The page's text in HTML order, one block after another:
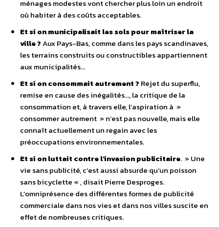
ménages modestes vont chercher plus loin un endroit
où habiter à des coûts acceptables.
Et si on municipalisait les sols pour maîtriser la
ville ?Aux Pays-Bas, comme dans les pays scandinaves,
les terrains construits ou constructibles appartiennent
aux municipalités…
Et si on consommait autrement ? Rejet du superflu,
remise en cause des inégalités…, la critique de la
consommation et, à travers elle, l’aspiration à »
consommer autrement » n’est pas nouvelle, mais elle
connaît actuellement un regain avec les
préoccupations environnementales.
Et si on luttait contre l’invasion publicitaire. » Une
vie sans publicité, c’est aussi absurde qu’un poisson
sans bicyclette « , disait Pierre Desproges.
L’omniprésence des différentes formes de publicité
commerciale dans nos vies et dans nos villes suscite en
effet de nombreuses critiques.